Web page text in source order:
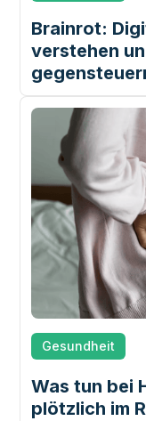
Brainrot:
verstehen
Gesundheit
Was tun bei
plötzlich im